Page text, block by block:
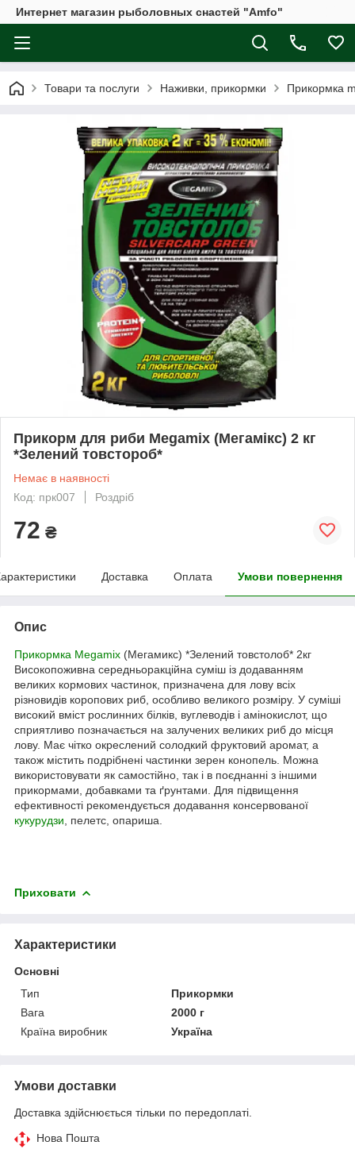
Интернет магазин рыболовных снастей "Amfo"
Товари та послуги Наживки, прикормки Прикормка
Прикорм для риби Megamix (Мегамікс) 2 кг
*Зелений товстороб*
Немає в наявності
Код: прк007
Роздріб
72 ₴
Доставка Оплата Умови повернення
Опис
Прикормка Megamix (Мегамикс) *Зелений товстолоб* 2кг
Високопоживна середньоракційна суміш із додаванням
великих кормових частинок, призначена для лову всіх
різновидів коропових риб, особливо великого розміру. У суміші
високий вміст рослинних білків, вуглеводів і амінокислот, що
сприятливо позначається на залучених великих риб до місця
лову. Має чітко окреслений солодкий фруктовий аромат, а
також містить подрібнені частинки зерен конопель. Можна
використовувати як самостійно, так і в поєднанні з іншими
прикормами, добавками та ґрунтами. Для підвищення
ефективності рекомендується додавання консервованої
кукурудзи , пелетс, опариша.
Приховати
Характеристики
Основні
Тип
Прикормки
Вага
2000 г
Країна виробник
Україна
Умови доставки
Доставка здійснюється тільки по передоплаті.
Нова Пошта